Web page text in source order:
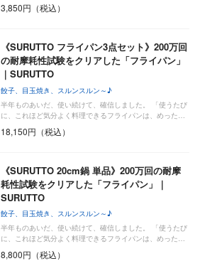
3,850円（税込）
《SURUTTO フライパン3点セット》200万回
の耐摩耗性試験をクリアした「フライパン」
｜SURUTTO
餃子、目玉焼き、スルンスルン～♪
半年ものあいだ、使い続けて、確信しました。 「使うたび
に、これほど気分よく料理できるフライパンは、めった…
18,150円（税込）
《SURUTTO 20cm鍋 単品》200万回の耐摩
耗性試験をクリアした「フライパン」｜
SURUTTO
餃子、目玉焼き、スルンスルン～♪
半年ものあいだ、使い続けて、確信しました。 「使うたび
に、これほど気分よく料理できるフライパンは、めった…
8,800円（税込）